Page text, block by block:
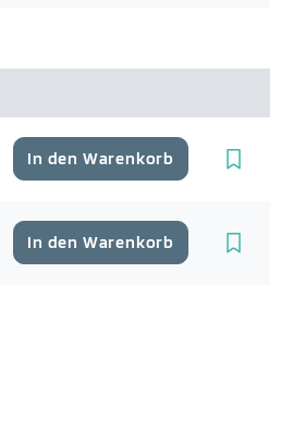
In den Warenkorb
In den Warenkorb